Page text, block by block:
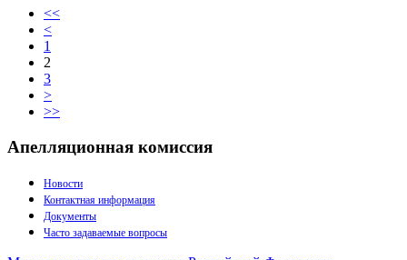
<<
<
1
2
3
>
>>
Апелляционная комиссия
Новости
Контактная информация
Документы
Часто задаваемые вопросы